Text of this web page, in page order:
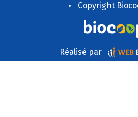
Copyright
Réalisé par